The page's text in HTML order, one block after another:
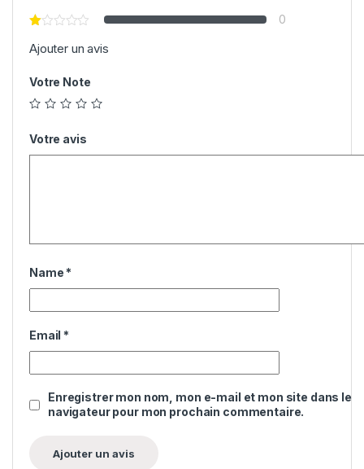
0
Ajouter un avis
Votre Note
Votre avis
Name *
Email *
Enregistrer mon nom, mon e-mail et mon site dans le
navigateur pour mon prochain commentaire.